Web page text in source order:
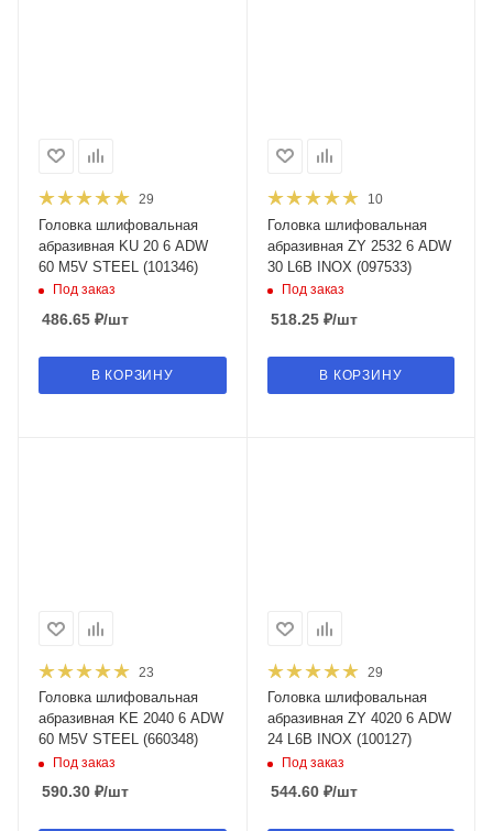
29
Головка шлифовальная
абразивная KU 20 6 ADW
60 M5V STEEL (101346)
Под заказ
486.65 ₽/шт
В КОРЗИНУ
10
Головка шлифовальная
абразивная ZY 2532 6 ADW
30 L6B INOX (097533)
Под заказ
518.25₽/шт
В КОРЗИНУ
23
Головка шлифовальная
абразивная KE 2040 6 ADW
60 M5V STEEL (660348)
Под заказ
590.30 ₽/шт
29
Головка шлифовальная
абразивная ZY 4020 6 ADW
24 L6B INOX (100127)
Под заказ
544.60₽/шт